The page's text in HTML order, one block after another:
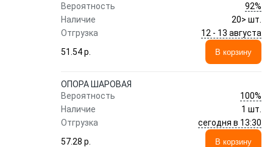
Вероятность
92%
Наличие
20> шт.
Отгрузка
12 - 13 августа
51.54 p.
В корзину
ОПОРА ШАРОВАЯ
Вероятность
100%
Наличие
1 шт.
Отгрузка
сегодня в 13:30
57.28 p.
В корзину